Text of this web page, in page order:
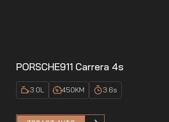
PORSCHE911 Carrera 4s
3.0L 450KM 3.6s